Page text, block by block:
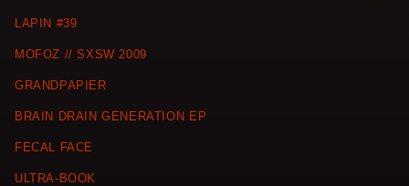
LAPIN #39
MOFOZ // SXSW 2009
GRANDPAPIER
BRAIN DRAIN GENERATION EP
FECAL FACE
ULTRA-BOOK